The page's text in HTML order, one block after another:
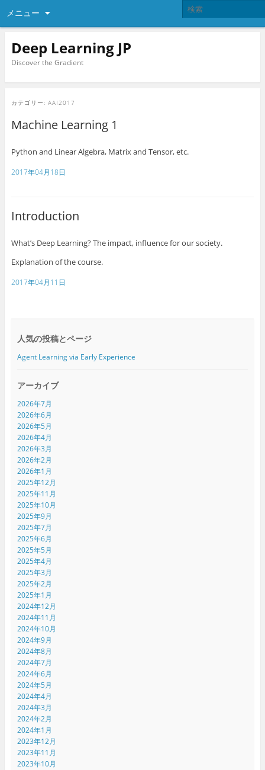
メニュー
Deep Learning JP
Discover the Gradient
カテゴリー: AAI2017
Machine Learning 1
Python and Linear Algebra,Matrix and Tensor,etc.
2017年04月18日
Introduction
What’s Deep Learning?The impact,influence for our society.
Explanation of the course.
2017年04月11日
人気の投稿とページ
Agent Learning via Early Experience
アーカイブ
2026年7月
2026年6月
2026年5月
2026年4月
2026年3月
2026年2月
2026年1月
2025年12月
2025年11月
2025年10月
2025年9月
2025年7月
2025年6月
2025年5月
2025年4月
2025年3月
2025年2月
2025年1月
2024年12月
2024年11月
2024年10月
2024年9月
2024年8月
2024年7月
2024年6月
2024年5月
2024年4月
2024年3月
2024年2月
2024年1月
2023年12月
2023年11月
2023年10月